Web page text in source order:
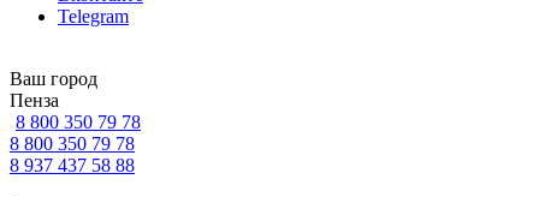
Telegram
Ваш город
Пенза
8 800 350 79 78
8 800 350 79 78
8 937 437 58 88